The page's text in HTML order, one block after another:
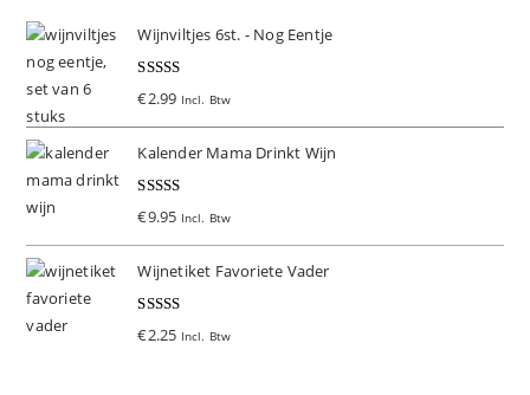
Wijnviltjes 6st. - Nog Eentje
Gewaardeer
€2.99 Incl. Btw
Kalender Mama Drinkt Wijn
Gewaardeer
€9.95 Incl. Btw
Wijnetiket Favoriete Vader
Gewaardeer
€2.25 Incl. Btw